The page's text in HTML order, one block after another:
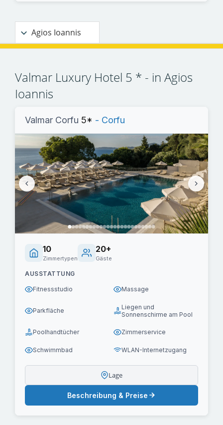
Agios Ioannis
Valmar Luxury Hotel 5 * - in Agios
Ioannis
Valmar Corfu 5* - Corfu
10
Zimmertypen
20+
Gäste
AUSSTATTUNG
Fitnessstudio Massage
Parkfläche
Liegen und
Sonnenschirme am Pool
Poolhandtücher Zimmerservice
Schwimmbad WLAN-Internetzugang
Lage
Beschreibung & Preise